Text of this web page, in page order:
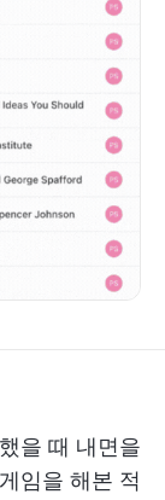
을 때 내면을
임을 해본 적